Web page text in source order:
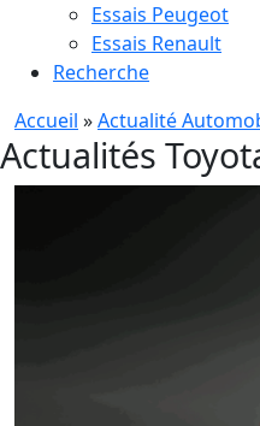
Essais Peugeot
Essais Renault
Recherche
Accueil »Actualité
Actualités